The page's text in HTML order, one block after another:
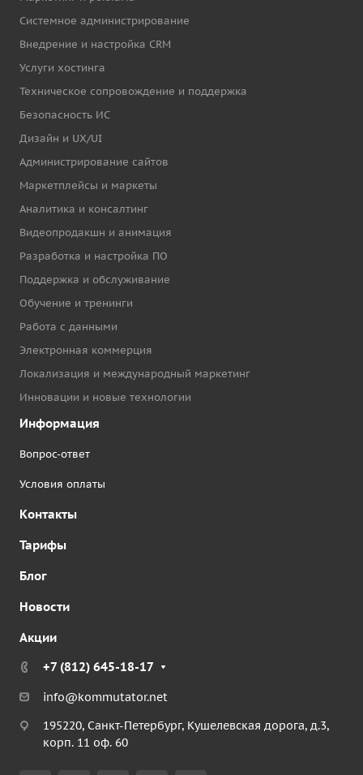
Системное администрирование
Внедрение и настройка CRM
Услуги хостинга
Техническое сопровождение и поддержка
Безопасность ИС
Дизайн и UX/UI
Администрирование сайтов
Маркетплейсы и маркеты
Аналитика и консалтинг
Видеопродакшн и анимация
Разработка и настройка ПО
Поддержка и обслуживание
Обучение и тренинги
Работа с данными
Электронная коммерция
Локализация и международный маркетинг
Инновации и новые технологии
Информация
Вопрос-ответ
Условия оплаты
Контакты
Тарифы
Блог
Новости
Акции
+7 (812) 645-18-17
info@kommutator.net
195220, Санкт-Петербург, Кушелевская дорога, д.3,
корп. 11 оф. 60